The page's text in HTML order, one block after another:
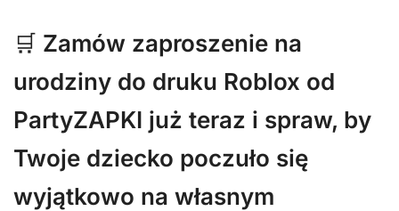
🛒 Zamów zaproszenie na
urodziny do druku Roblox od
PartyZAPKI już teraz i spraw, by
Twoje dziecko poczuło się
wyjątkowo na własnym